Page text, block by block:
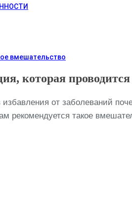
вмешательство
которая
от заболеваний
рекомендуется такое